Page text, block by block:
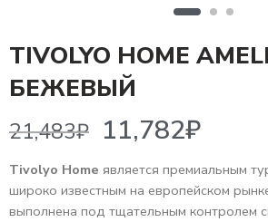
TIVOLYO HOME
БЕЖЕВЫЙ
21,483₽ 11,782
Tivolyo Home является премиальным
широко известным на европейском
выполнена под тщательным контролем